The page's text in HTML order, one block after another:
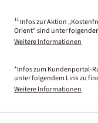
11 Infos zur Aktion
Orient“ sind unter
Weitere Informationen
*Infos zum Kundenportal-
unter folgendem Link zu
Weitere Informationen